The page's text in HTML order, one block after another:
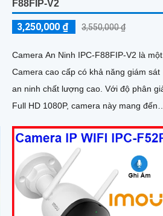
F88FIP-V2
3,250,000 ₫ 3,550,000 ₫
Camera An Ninh IPC-F88FIP-V2 là một
Camera cao cấp có khả năng giám sát
an ninh chất lượng cao. Với độ phân giải
Full HD 1080P, camera này mang đến